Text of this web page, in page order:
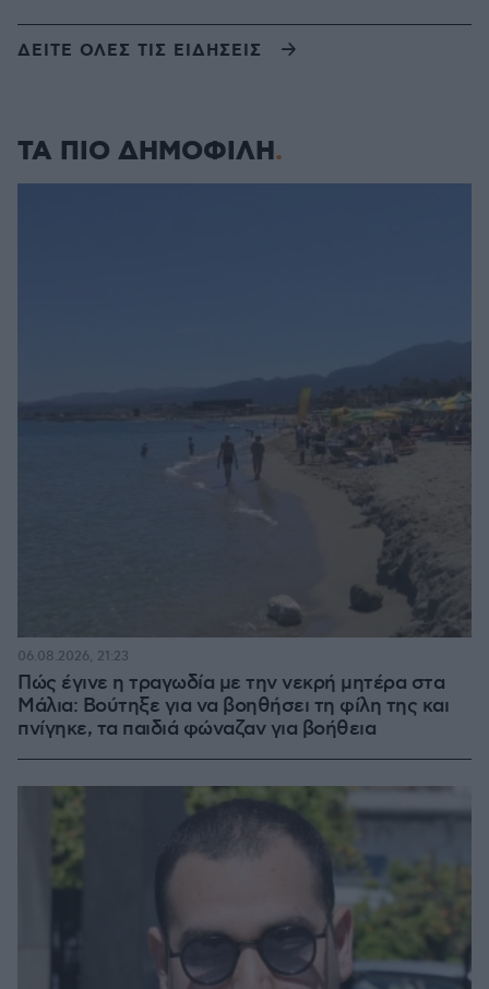
ΔΕΙΤΕ ΟΛΕΣ ΤΙΣ ΕΙΔΗΣΕΙΣ
ΤΑ ΠΙΟ ΔΗΜΟΦΙΛΗ
Πώς έγινε η τραγωδία με την νεκρή μητέρα στα
Μάλια: Βούτηξε για να βοηθήσει τη φίλη της και
πνίγηκε, τα παιδιά φώναζαν για βοήθεια
06.08.2026, 21:23